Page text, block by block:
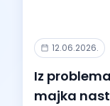
12.06.2026.
Iz
majka